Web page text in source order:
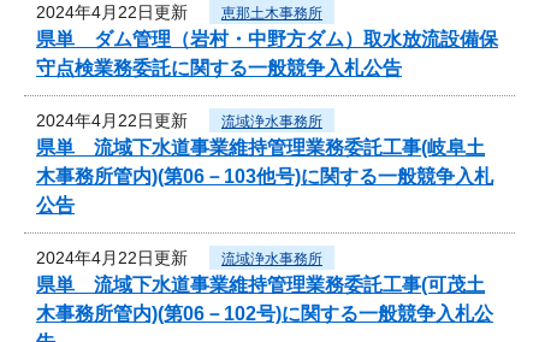
2024年4月22日更新 恵那土木事務所
県単 ダム管理（岩村・中野方ダム）取水放流設備保
守点検業務委託に関する一般競争入札公告
2024年4月22日更新 流域浄水事務所
県単 流域下水道事業維持管理業務委託工事(岐阜土
木事務所管内)(第06－103他号)に関する一般競争入札
公告
2024年4月22日更新 流域浄水事務所
県単 流域下水道事業維持管理業務委託工事(可茂土
木事務所管内)(第06－102号)に関する一般競争入札公